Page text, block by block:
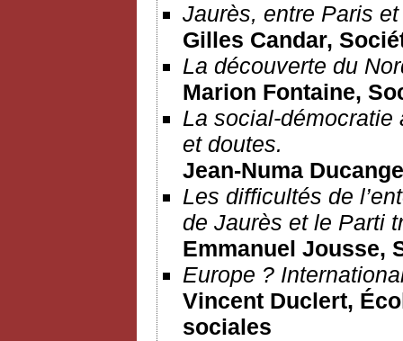
Jaurès, entre Paris
Gilles Candar,
La découverte du
Marion Fontaine,
La social-
et doutes.
Jean-Numa
Les difficultés de
de Jaurès et le Parti
Emmanuel Jousse,
Europe ?
Vincent Duclert,
sociales